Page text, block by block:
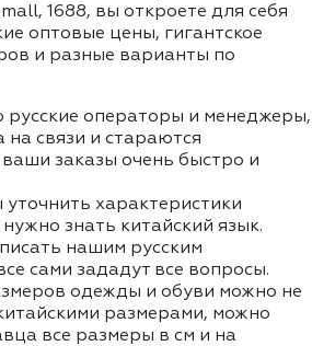
1688, вы откроете для себя
оптовые цены, гигантское
и разные варианты по
русские операторы и менеджеры,
на связи и стараются
заказы очень быстро и
уточнить характеристики
знать китайский язык.
нашим русским
сами зададут все вопросы.
одежды и обуви можно не
размерами, можно
все размеры в см и на